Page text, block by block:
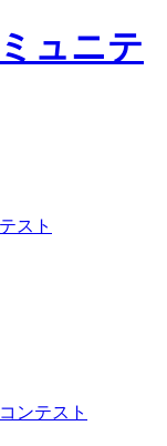
スト
ンテスト